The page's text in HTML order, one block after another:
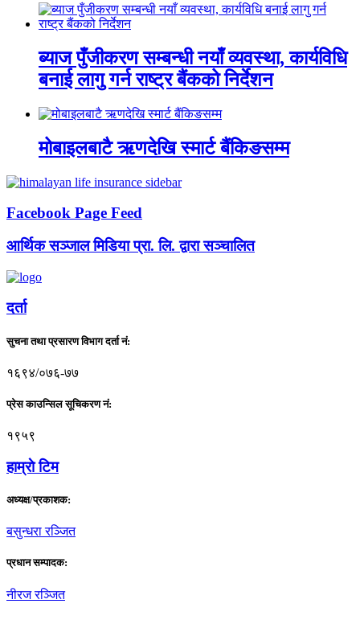
ब्याज पुँजीकरण सम्बन्धी नयाँ व्यवस्था, कार्यविधि
बनाई लागु गर्न राष्ट्र बैंकको निर्देशन
मोबाइलबाटै ऋणदेखि स्मार्ट बैंकिङसम्म
Facebook Page Feed
आर्थिक सञ्जाल मिडिया प्रा. लि. द्वारा सञ्चालित
दर्ता
सुचना तथा प्रसारण विभाग दर्ता नं:
१६९४/०७६-७७
प्रेस काउन्सिल सूचिकरण नं:
१९५९
हाम्राे टिम
अध्यक्ष/प्रकाशक:
बसुन्धरा रञ्जित
प्रधान सम्पादक:
नीरज रञ्जित